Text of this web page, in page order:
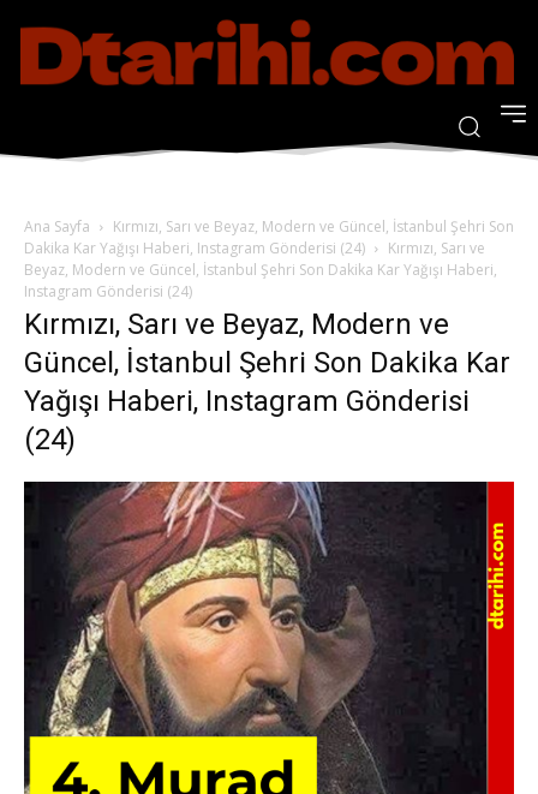
Ana Sayfa
Kırmızı, Sarı ve Beyaz, Modern ve Güncel, İstanbul Şehri Son
Dakika Kar Yağışı Haberi, Instagram Gönderisi (24)
Kırmızı, Sarı ve
Beyaz, Modern ve Güncel, İstanbul Şehri Son Dakika Kar Yağışı Haberi,
Instagram Gönderisi (24)
Kırmızı, Sarı ve Beyaz, Modern ve
Güncel, İstanbul Şehri Son Dakika Kar
Yağışı Haberi, Instagram Gönderisi
(24)